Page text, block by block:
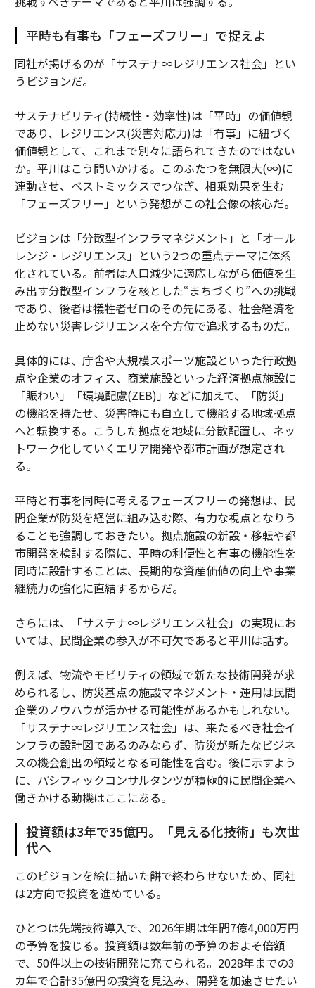
平時も有事も「フェーズフリー」で捉えよ
同社が掲げるのが「サステナ∞レジリエンス社会」とい
うビジョンだ。
サステナビリティ(持続性・効率性)は「平時」の価値観
であり、レジリエンス(災害対応力)は「有事」に紐づく
価値観として、これまで別々に語られてきたのではない
か。平川はこう問いかける。このふたつを無限大(∞)に
連動させ、ベストミックスでつなぎ、相乗効果を生む
「フェーズフリー」という発想がこの社会像の核心だ。
ビジョンは「分散型インフラマネジメント」と「オール
レンジ・レジリエンス」という2つの重点テーマに体系
化されている。前者は人口減少に適応しながら価値を生
み出す分散型インフラを核とした“まちづくり”への挑戦
であり、後者は犠牲者ゼロのその先にある、社会経済を
止めない災害レジリエンスを全方位で追求するものだ。
具体的には、庁舎や大規模スポーツ施設といった行政拠
点や企業のオフィス、商業施設といった経済拠点施設に
「賑わい」「環境配慮(ZEB)」などに加えて、「防災」
の機能を持たせ、災害時にも自立して機能する地域拠点
へと転換する。こうした拠点を地域に分散配置し、ネッ
トワーク化していくエリア開発や都市計画が想定され
る。
平時と有事を同時に考えるフェーズフリーの発想は、民
間企業が防災を経営に組み込む際、有力な視点となりう
ることも強調しておきたい。拠点施設の新設・移転や都
市開発を検討する際に、平時の利便性と有事の機能性を
同時に設計することは、長期的な資産価値の向上や事業
継続力の強化に直結するからだ。
さらには、「サステナ∞レジリエンス社会」の実現にお
いては、民間企業の参入が不可欠であると平川は話す。
例えば、物流やモビリティの領域で新たな技術開発が求
められるし、防災基点の施設マネジメント・運用は民間
企業のノウハウが活かせる可能性があるかもしれない。
「サステナ∞レジリエンス社会」は、来たるべき社会イ
ンフラの設計図であるのみならず、防災が新たなビジネ
スの機会創出の領域となる可能性を含む。後に示すよう
に、パシフィックコンサルタンツが積極的に民間企業へ
働きかける動機はここにある。
投資額は3年で35億円。「見える化技術」も次世
代へ
このビジョンを絵に描いた餅で終わらせないため、同社
は2方向で投資を進めている。
ひとつは先端技術導入で、2026年期は年間7億4,000万円
の予算を投じる。投資額は数年前の予算のおよそ倍額
で、50件以上の技術開発に充てられる。2028年までの3
カ年で合計35億円の投資を見込み、開発を加速させたい